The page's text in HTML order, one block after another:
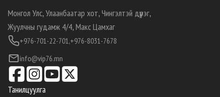
Монгол Улс, Улаанбаатар хот, Чингэлтэй дүүрэг,
Жуулчны гудамж 4/4, Макс Цамхаг
+976-701-22-701,+976-8031-7678
info@vip76.mn
Танилцуулга